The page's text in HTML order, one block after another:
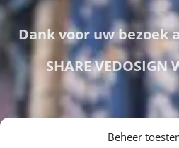
Beheer
Dank voor uw bezoek
SHARE VEDOSIGN